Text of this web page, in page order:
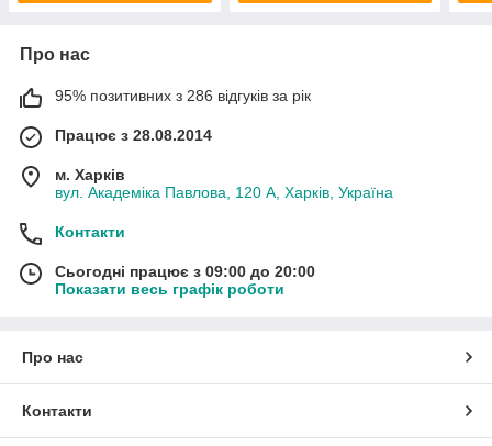
Про нас
95% позитивних з 286 відгуків за рік
Працює з 28.08.2014
м. Харків
вул. Академіка Павлова, 120 А, Харків, Україна
Контакти
Сьогодні працює з 09:00 до 20:00
Показати весь графік роботи
Про нас
Контакти